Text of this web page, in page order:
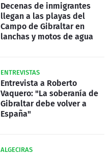
Decenas de inmigrantes
llegan a las playas del
Campo de Gibraltar en
lanchas y motos de agua
ENTREVISTAS
Entrevista a Roberto
Vaquero: "La soberanía de
Gibraltar debe volver a
España"
ALGECIRAS